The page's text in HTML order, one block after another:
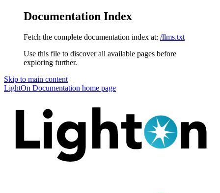
Documentation Index
Fetch the complete documentation index at: /llms.txt
Use this file to discover all available pages before
exploring further.
Skip to main content
LightOn Documentation home page